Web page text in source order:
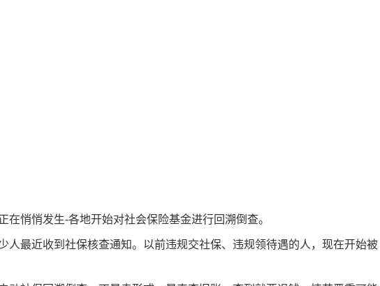
在悄悄发生-各地开始对社会保险基金进行回溯倒查。
人最近收到社保核查通知。以前违规交社保、违规领待遇的人，现在开始被